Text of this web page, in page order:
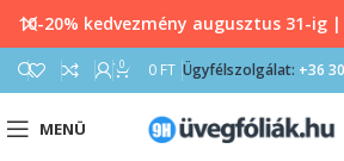
0 0 FT Ügyfélszolgálat: +36
MENÜ
10-20% kedvezmény augusztus 31-ig |